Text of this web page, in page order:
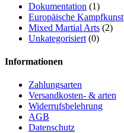
Dokumentation (1)
Europäische Kampfkunst
Mixed Martial Arts (2)
Unkategorisiert (0)
Informationen
Zahlungsarten
Versandkosten- & arten
Widerrufsbelehrung
AGB
Datenschutz